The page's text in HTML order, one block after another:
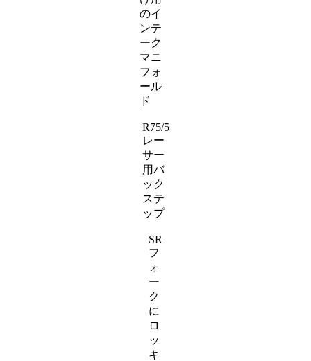
のイ
ンテ
ーク
マニ
フォ
ール
ド
R75/5
レー
サー
用バ
ック
ステ
ップ
SR
フ
ォ
ー
ク
に
ロ
ッ
キ